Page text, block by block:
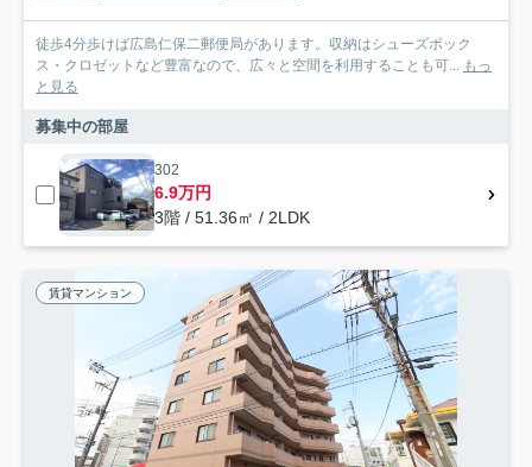
徒歩4分歩けば広島仁保二郵便局があります。収納はシューズボック
ス・クロゼットなど豊富なので、広々と空間を利用することも可... もっ
と見る
募集中の部屋
302
6.9万円
3階 / 51.36㎡ / 2LDK
賃貸マンション